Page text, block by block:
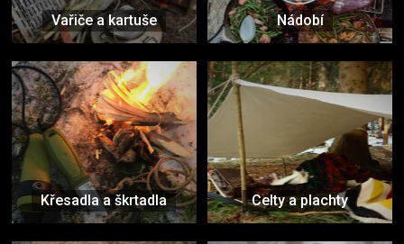
Vařiče a kartuše Nádobí
Křesadla a škrtadla Celty a plachty